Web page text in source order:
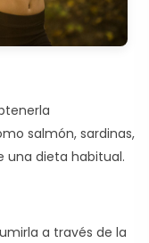
salmón, sardinas,
una dieta habitual.
a través de la